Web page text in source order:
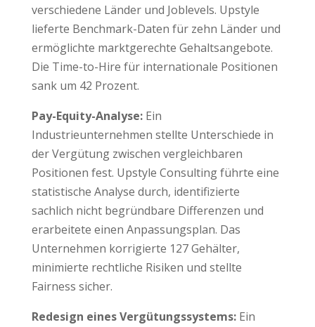
verschiedene Länder und Joblevels. Upstyle
lieferte Benchmark-Daten für zehn Länder und
ermöglichte marktgerechte Gehaltsangebote.
Die Time-to-Hire für internationale Positionen
sank um 42 Prozent.
Pay-Equity-Analyse:Ein
Industrieunternehmen stellte Unterschiede in
der Vergütung zwischen vergleichbaren
Positionen fest. Upstyle Consulting führte eine
statistische Analyse durch, identifizierte
sachlich nicht begründbare Differenzen und
erarbeitete einen Anpassungsplan. Das
Unternehmen korrigierte 127 Gehälter,
minimierte rechtliche Risiken und stellte
Fairness sicher.
Redesign eines Vergütungssystems:Ein